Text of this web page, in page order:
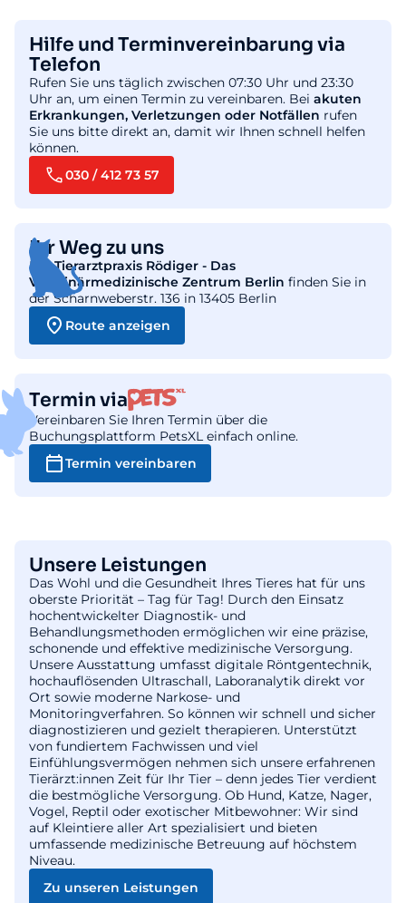
Hilfe und Terminvereinbarung via
Telefon
Rufen Sie uns täglich zwischen 07:30 Uhr und 23:30
Uhr an, um einen Termin zu vereinbaren. Bei akuten
Erkrankungen, Verletzungen oder Notfällen rufen
Sie uns bitte direkt an, damit wir Ihnen schnell helfen
können.
030 / 412 73 57
Ihr Weg zu uns
DieTierarztpraxis Rödiger - Das
Veterinärmedizinische Zentrum Berlin finden Sie in
der Scharnweberstr. 136 in 13405 Berlin
Route anzeigen
Termin via
Vereinbaren Sie Ihren Termin über die
Buchungsplattform PetsXL einfach online.
Termin vereinbaren
Unsere Leistungen
Das Wohl und die Gesundheit Ihres Tieres hat für uns
oberste Priorität – Tag für Tag! Durch den Einsatz
hochentwickelter Diagnostik- und
Behandlungsmethoden ermöglichen wir eine präzise,
schonende und effektive medizinische Versorgung.
Unsere Ausstattung umfasst digitale Röntgentechnik,
hochauflösenden Ultraschall, Laboranalytik direkt vor
Ort sowie moderne Narkose- und
Monitoringverfahren. So können wir schnell und sicher
diagnostizieren und gezielt therapieren. Unterstützt
von fundiertem Fachwissen und viel
Einfühlungsvermögen nehmen sich unsere erfahrenen
Tierärzt:innen Zeit für Ihr Tier – denn jedes Tier verdient
die bestmögliche Versorgung. Ob Hund, Katze, Nager,
Vogel, Reptil oder exotischer Mitbewohner: Wir sind
auf Kleintiere aller Art spezialisiert und bieten
umfassende medizinische Betreuung auf höchstem
Niveau.
Zu unseren Leistungen